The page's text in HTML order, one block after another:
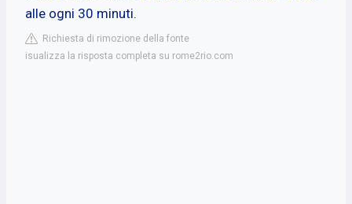
alle ogni 30 minuti.
Richiesta di rimozione della fonte
isualizza la risposta completa su rome2rio.com